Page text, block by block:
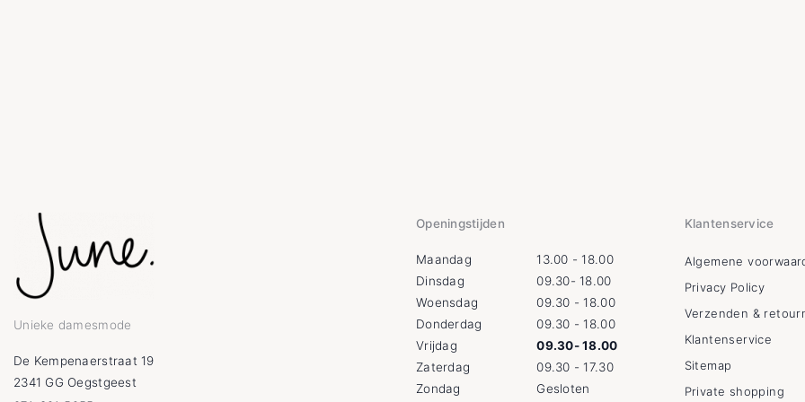
Unieke damesmode
De Kempenaerstraat 19
2341 GG Oegstgeest
Openingstijden
Maandag
13.00 - 18.00
Dinsdag
09.30- 18.00
Woensdag
09.30 - 18.00
Donderdag
09.30 - 18.00
Vrijdag
09.30- 18.00
Zaterdag
09.30 - 17.30
Zondag
Gesloten
Klantenservice
Algemene
Privacy Policy
Verzenden &
Klantenservice
Sitemap
Private shopping